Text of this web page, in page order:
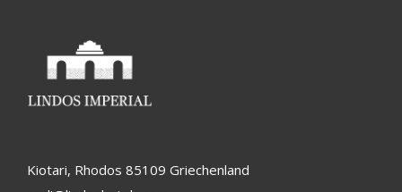
Kiotari, Rhodos 85109 Griechenland